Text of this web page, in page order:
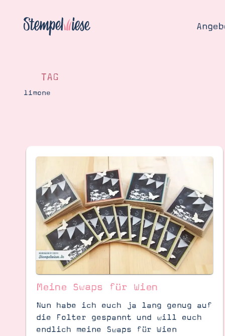
Katalog
Bestellen
Kontakt
Blog
Über
Über
TAG
limone
Meine Swaps für Wien
Nun habe ich euch ja lang genug auf
die Folter gespannt und will euch
endlich meine Swaps für Wien